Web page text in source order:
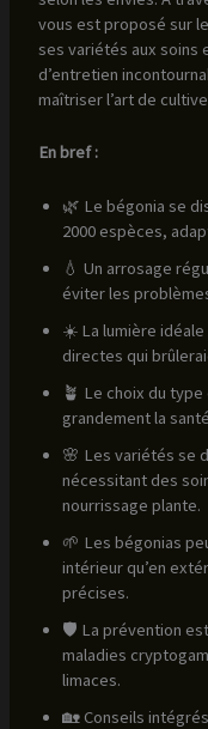
vous est proposé sur
ses variétés aux soins
d’entretien
maîtriser l’art de
En bref :
🌿 Le bégonia se
2000 espèces,
💧 Un arrosage
éviter les
☀️ La lumière
directes qui
🪴 Le choix du
grandement la
🌸 Les variétés se
nécessitant des
nourrissage plante.
🌱 Les bégonias
intérieur qu’en
précises.
🛡️ La prévention
maladies
limaces.
🏡 Conseils